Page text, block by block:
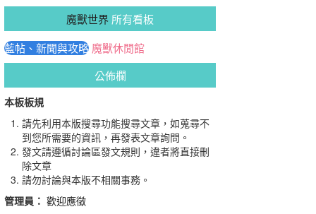
魔獸世界 所有看板
藍帖、新聞與攻略 魔獸休閒館
公佈欄
本板板規
請先利用本版搜尋功能搜尋文章，如蒐尋不
到您所需要的資訊，再發表文章詢問。
發文請遵循討論區發文規則，違者將直接刪
除文章
請勿討論與本版不相關事務。
管理員： 歡迎應徵